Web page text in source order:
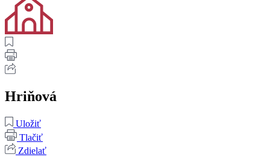
Hriňová
Uložiť
Tlačiť
Zdielať